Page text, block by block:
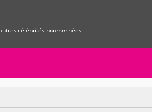
célébrités poumonnées.